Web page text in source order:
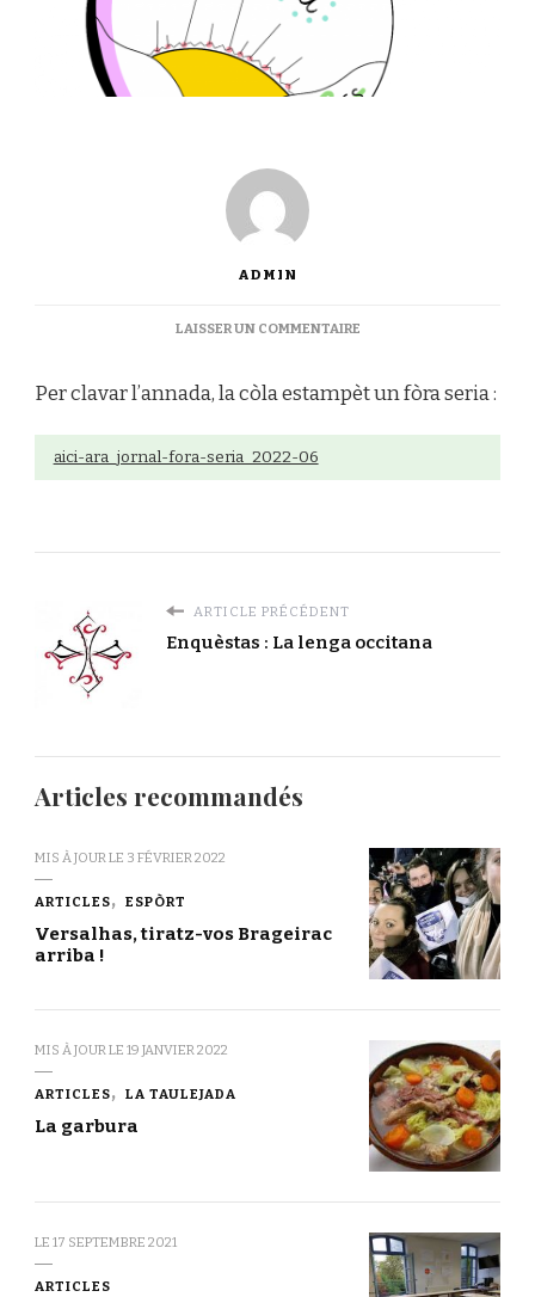
ADMIN
LAISSER UN COMMENTAIRESUR
N°2
Per clavar l’annada, la còla estampèt un fòra seria :
aici-ara_jornal-fora-seria_2022-06
ARTICLE PRÉCÉDENT
Enquèstas : La lenga occitana
Articles recommandés
MIS À JOUR LE 3 FÉVRIER 2022
ARTICLES ESPÒRT
Versalhas, tiratz-vos Brageirac
arriba !
MIS À JOUR LE 19 JANVIER 2022
ARTICLES LA TAULEJADA
La garbura
LE 17 SEPTEMBRE 2021
ARTICLES